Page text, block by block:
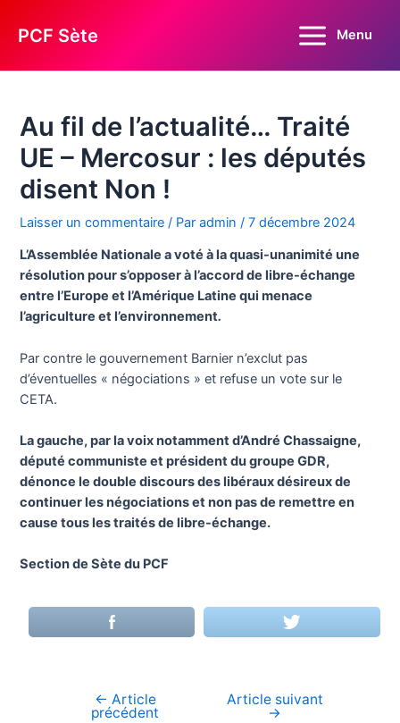
PCF Sète
Main
Menu
Au fil de l’actualité… Traité
UE – Mercosur : les députés
disent Non !
Laisser un commentaire / Paradmin/7 décembre 2024
L’Assemblée Nationale a voté à la quasi-unanimité une
résolution pour s’opposer à l’accord de libre-échange
entre l’Europe et l’Amérique Latine qui menace
l’agriculture et l’environnement.
Par contre le gouvernement Barnier n’exclut pas
d’éventuelles « négociations » et refuse un vote sur le
CETA.
La gauche, par la voix notamment d’André Chassaigne,
député communiste et président du groupe GDR,
dénonce le double discours des libéraux désireux de
continuer les négociations et non pas de remettre en
cause tous les traités de libre-échange.
Section de Sète du PCF
Navigation
← Article
précédent
Article suivant
→